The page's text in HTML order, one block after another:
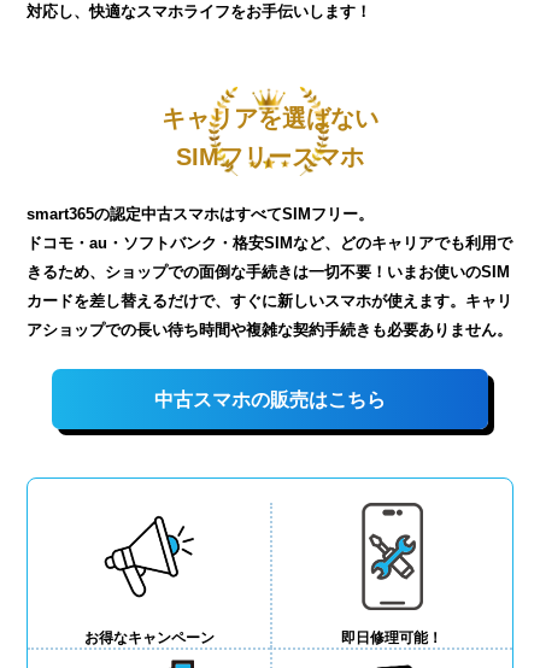
対応し、快適なスマホライフをお手伝いします！
キャリアを選ばない
SIMフリースマホ
smart365の認定中古スマホはすべてSIMフリー。
ドコモ・au・ソフトバンク・格安SIMなど、どのキャリアでも利用で
きるため、ショップでの面倒な手続きは一切不要！いまお使いのSIM
カードを差し替えるだけで、すぐに新しいスマホが使えます。キャリ
アショップでの長い待ち時間や複雑な契約手続きも必要ありません。
中古スマホの販売はこちら
お得なキャンペーン 即日修理可能！